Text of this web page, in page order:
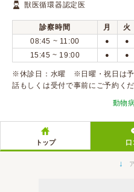
Calooペットとは？
口コミ投稿
獣医循環器認定医
診察時間 月 火
08:45 ~ 11:00
● ●
15:45 ~ 19:00 ● ●
※休診日：水曜 ※日曜・祝日は予
話もしくは受付で事前にご予約くだ
動物
トップ 口
↓